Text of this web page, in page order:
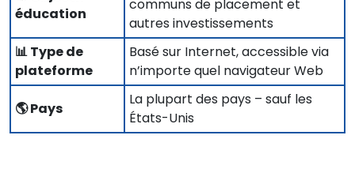
éducation
communs de placement et
autres investissements
📊 Type de
plateforme
Basé sur Internet, accessible via
n’importe quel navigateur Web
🌎 Pays
La plupart des pays – sauf les
États-Unis